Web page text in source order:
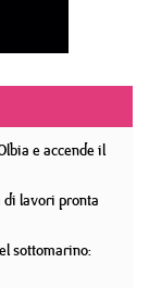
e accende il
di lavori pronta
sottomarino: